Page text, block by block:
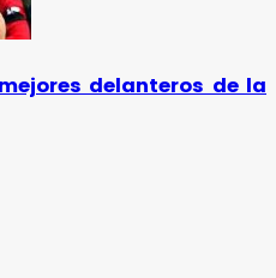
delanteros de la